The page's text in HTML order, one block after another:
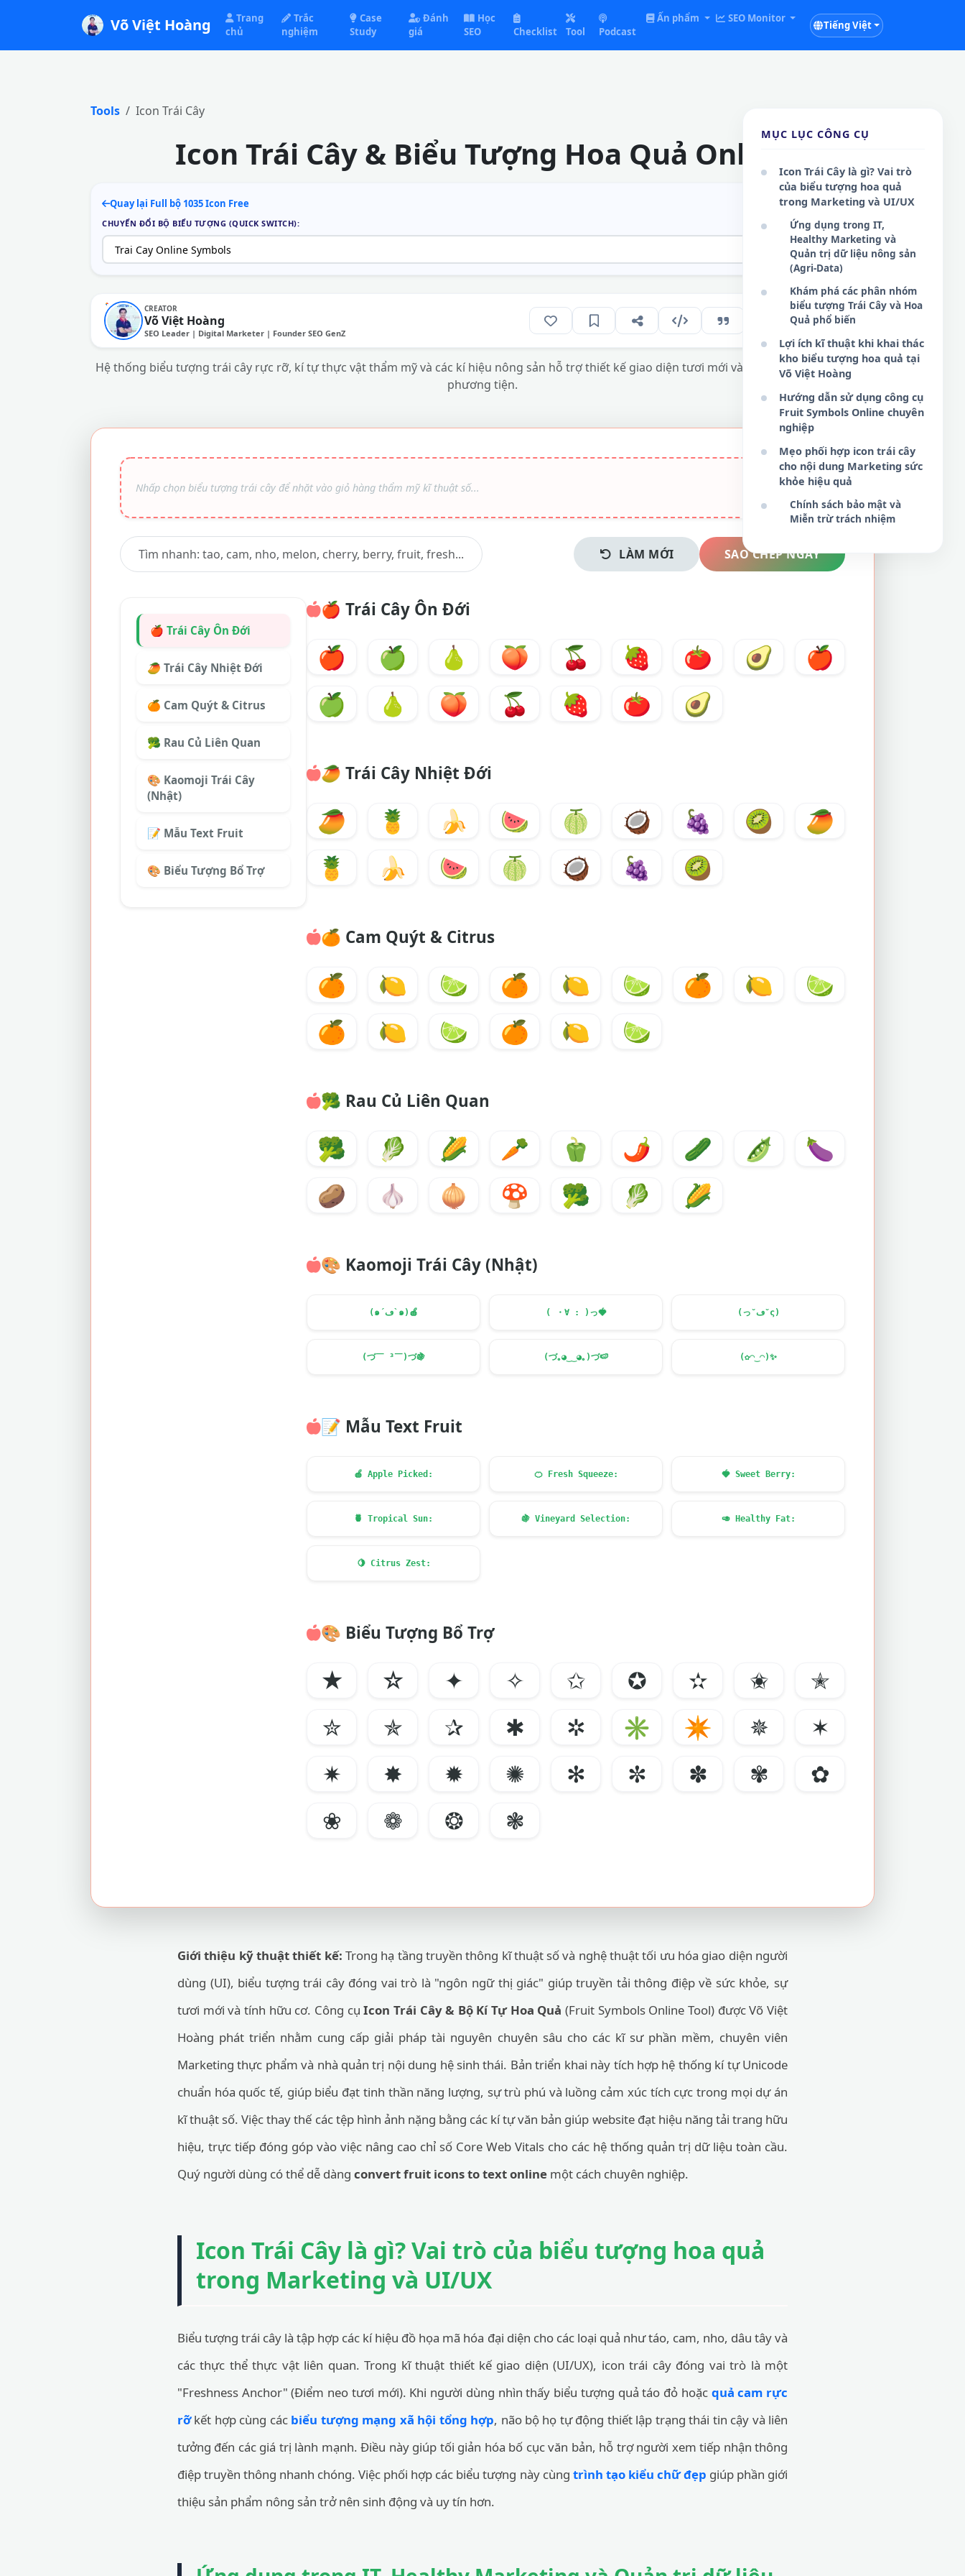
Võ Việt Hoàng
Trang
chủ
Trắc
nghiệm
Case
Study
Đánh
giá
Học
SEO
Checklist Tool Podcast
Ấn phẩm SEO Monitor
Tiếng Việt
Tools Icon Trái Cây
Icon Trái Cây & Biểu Tượng Hoa Quả Online
Quay lại Full bộ 1035 Icon Free
CHUYỂN ĐỔI BỘ BIỂU TƯỢNG (QUICK SWITCH):
CREATOR
Võ Việt Hoàng
SEO Leader | Digital Marketer | Founder SEO GenZ
177
Hệ thống biểu tượng trái cây rực rỡ, kí tự thực vật thẩm mỹ và các kí hiệu nông sản hỗ trợ thiết kế giao diện tươi mới và tối ưu hóa nội dung đa
phương tiện.
LÀM MỚI SAO CHÉP NGAY
🍎 Trái Cây Ôn Đới
🥭 Trái Cây Nhiệt Đới
🍊 Cam Quýt & Citrus
🥦 Rau Củ Liên Quan
🎨 Kaomoji Trái Cây
(Nhật)
📝 Mẫu Text Fruit
🎨 Biểu Tượng Bổ Trợ
🍎 Trái Cây Ôn Đới
🍎 🍏 🍐 🍑 🍒 🍓 🍅 🥑
🍎
🍏
🍐 🍑 🍒 🍓 🍅 🥑
🥭 Trái Cây Nhiệt Đới
🥭 🍍 🍌 🍉 🍈 🥥 🍇 🥝
🥭
🍍
🍌 🍉 🍈 🥥 🍇 🥝
🍊 Cam Quýt & Citrus
🍊 🍋 🍋 🍊 🍋 🍋 🍊 🍋
🍋
🍊
🍋 🍋 🍊 🍋 🍋
🥦 Rau Củ Liên Quan
🥦 🥬 🌽 🥕 🫑 🌶️ 🥒 🫛
🍆
🥔
🧄 🧅 🍄 🥦 🥬 🌽
🎨 Kaomoji Trái Cây (Nhật)
(๑´ڡ`๑) 🍎 ( ・∀ : )っ🍓 (っ˘ڡ˘ς)
(づ￣ ³￣)づ🍇 (づ｡◕‿‿◕｡)づ🍉 (✿◠‿◠)✨
📝 Mẫu Text Fruit
🍎 Apple Picked: 🍊Fresh Squeeze: 🍓Sweet Berry:
🍍 Tropical Sun: 🍇 Vineyard Selection: 🥑Healthy Fat:
🍋Citrus Zest:
🎨 Biểu Tượng Bổ Trợ
★ ☆ ✦ ✧ ✩ ✪ ✫ ✬
✭
✮
✯ ✰ ✱ ✲ ✳ ✴ ✵
✶
✷
✸ ✹ ✺ ✻ ✼ ✽ ✾
✿
❀
❁ ❂ ❃
Giới thiệu kỹ thuật thiết kế: Trong hạ tầng truyền thông kĩ thuật số và nghệ thuật tối ưu hóa giao diện người
dùng (UI), biểu tượng trái cây đóng vai trò là "ngôn ngữ thị giác" giúp truyền tải thông điệp về sức khỏe, sự
tươi mới và tính hữu cơ. Công cụIcon Trái Cây & Bộ Kí Tự Hoa Quả (Fruit Symbols Online Tool) được Võ Việt
Hoàng phát triển nhằm cung cấp giải pháp tài nguyên chuyên sâu cho các kĩ sư phần mềm, chuyên viên
Marketing thực phẩm và nhà quản trị nội dung hệ sinh thái. Bản triển khai này tích hợp hệ thống kí tự Unicode
chuẩn hóa quốc tế, giúp biểu đạt tinh thần năng lượng, sự trù phú và luồng cảm xúc tích cực trong mọi dự án
kĩ thuật số. Việc thay thế các tệp hình ảnh nặng bằng các kí tự văn bản giúp website đạt hiệu năng tải trang hữu
hiệu, trực tiếp đóng góp vào việc nâng cao chỉ số Core Web Vitals cho các hệ thống quản trị dữ liệu toàn cầu.
Quý người dùng có thể dễ dàng convert fruit icons to text online một cách chuyên nghiệp.
Icon Trái Cây là gì? Vai trò của biểu tượng hoa quả
trong Marketing và UI/UX
Biểu tượng trái cây là tập hợp các kí hiệu đồ họa mã hóa đại diện cho các loại quả như táo, cam, nho, dâu tây và
các thực thể thực vật liên quan. Trong kĩ thuật thiết kế giao diện (UI/UX), icon trái cây đóng vai trò là một
"Freshness Anchor" (Điểm neo tươi mới). Khi người dùng nhìn thấy biểu tượng quả táo đỏ hoặc quả cam rực
rỡkết hợp cùng các biểu tượng mạng xã hội tổng hợp, não bộ họ tự động thiết lập trạng thái tin cậy và liên
tưởng đến các giá trị lành mạnh. Điều này giúp tối giản hóa bố cục văn bản, hỗ trợ người xem tiếp nhận thông
điệp truyền thông nhanh chóng. Việc phối hợp các biểu tượng này cùng trình tạo kiểu chữ đẹp giúp phần giới
thiệu sản phẩm nông sản trở nên sinh động và uy tín hơn.
MỤC LỤC CÔNG CỤ
Icon Trái Cây là gì? Vai trò
của biểu tượng hoa quả
trong Marketing và UI/UX
Ứng dụng trong IT,
Healthy Marketing và
Quản trị dữ liệu nông sản
(Agri-Data)
Khám phá các phân nhóm
biểu tượng Trái Cây và Hoa
Quả phổ biến
Lợi ích kĩ thuật khi khai thác
kho biểu tượng hoa quả tại
Võ Việt Hoàng
Hướng dẫn sử dụng công cụ
Fruit Symbols Online chuyên
nghiệp
Mẹo phối hợp icon trái cây
cho nội dung Marketing sức
khỏe hiệu quả
Chính sách bảo mật và
Miễn trừ trách nhiệm